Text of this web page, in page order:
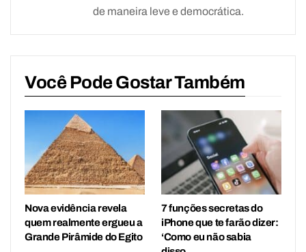
de maneira leve e democrática.
Você Pode Gostar Também
Nova evidência revela
quem realmente ergueu a
Grande Pirâmide do Egito
7 funções secretas do
iPhone que te farão dizer:
‘Como eu não sabia